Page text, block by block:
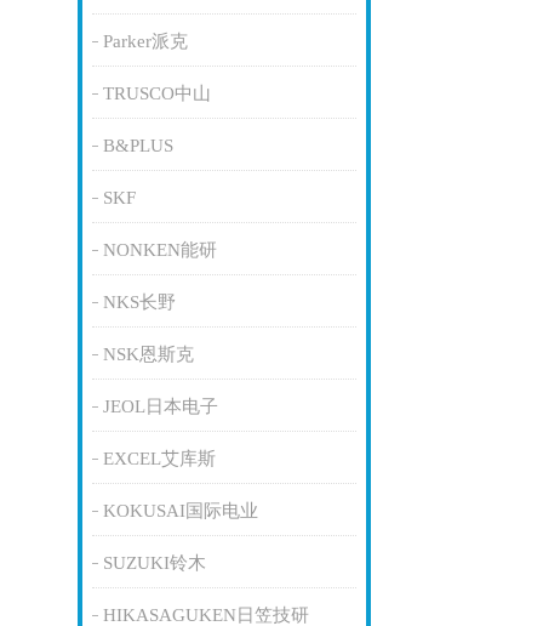
Parker派克
TRUSCO中山
B&PLUS
SKF
NONKEN能研
NKS长野
NSK恩斯克
JEOL日本电子
EXCEL艾库斯
KOKUSAI国际电业
SUZUKI铃木
HIKASAGUKEN日笠技研